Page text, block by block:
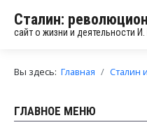
Сталин:
сайт о жизни и деятельности И.
Вы здесь: Главная Сталин
ГЛАВНОЕ МЕНЮ